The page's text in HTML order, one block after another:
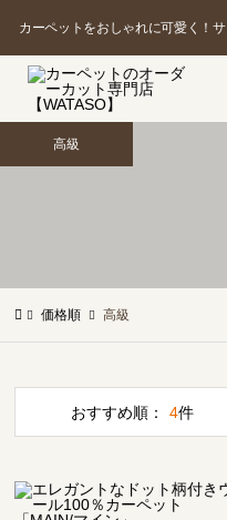
カーペットをおしゃれに可愛く！
高級
価格順 高級
おすすめ順： 4件